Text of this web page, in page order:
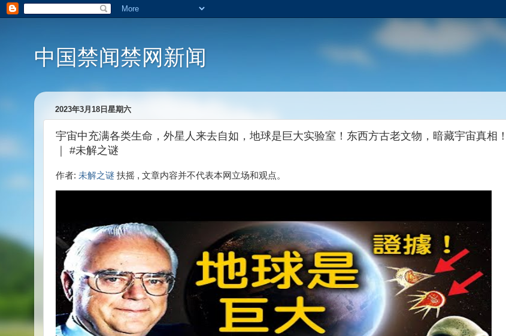
中国禁闻禁网新闻
2023年3月18日星期六
宇宙中充满各类生命，外星人来去自如，地球是巨大实验室！东西方古老文物，暗藏宇宙真相！
｜ #未解之谜
作者: 未解之谜 扶摇 , 文章内容并不代表本网立场和观点。